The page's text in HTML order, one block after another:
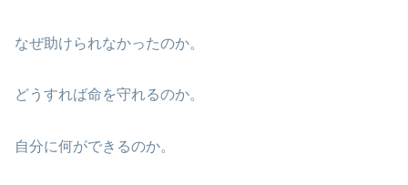
なぜ助けられなかったのか。
どうすれば命を守れるのか。
自分に何ができるのか。